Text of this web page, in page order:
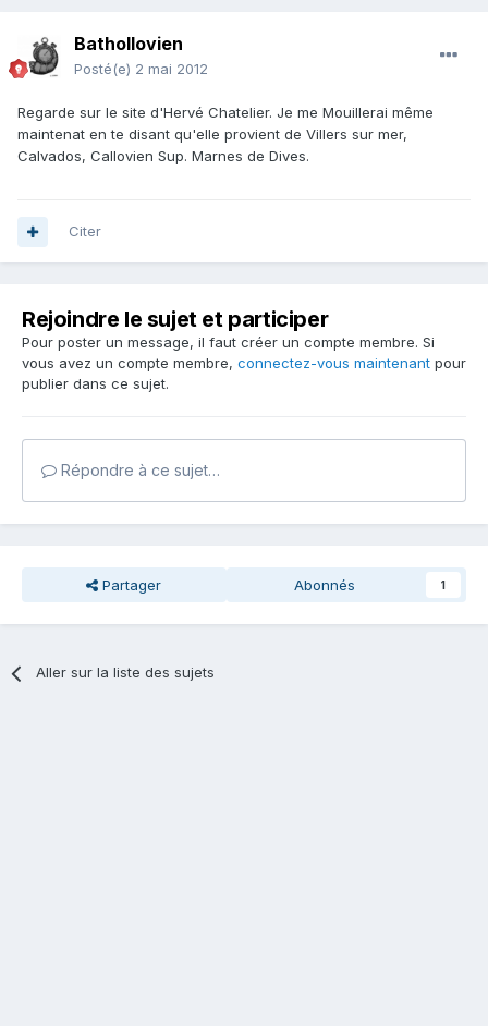
Bathollovien
Posté(e) 2 mai 2012
Regarde sur le site d'Hervé Chatelier. Je me Mouillerai même
maintenat en te disant qu'elle provient de Villers sur mer,
Calvados, Callovien Sup. Marnes de Dives.
Citer
Rejoindre le sujet et participer
Pour poster un message, il faut créer un compte membre. Si
vous avez un compte membre, connectez-vous maintenant pour
publier dans ce sujet.
Répondre à ce sujet…
Partager Abonnés 1
Aller sur la liste des sujets